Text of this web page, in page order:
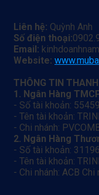
Liên hệ: Quỳnh Anh
Số điện thoại:
Email:
Website:
THÔNG TIN
1. Ngân Hàng
- Số tài khoản:
- Tên tài khoản:
- Chi nhánh:
2. Ngân Hàng
- Số tài khoản:
- Tên tài khoản:
- Chi nhánh: ACB Chi